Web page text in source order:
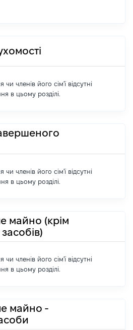
членів його сім'ї відсутні
в цьому розділі.
членів його сім'ї відсутні
в цьому розділі.
майно (крім
членів його сім'ї відсутні
в цьому розділі.
майно -